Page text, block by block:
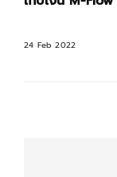
24 Feb 2022